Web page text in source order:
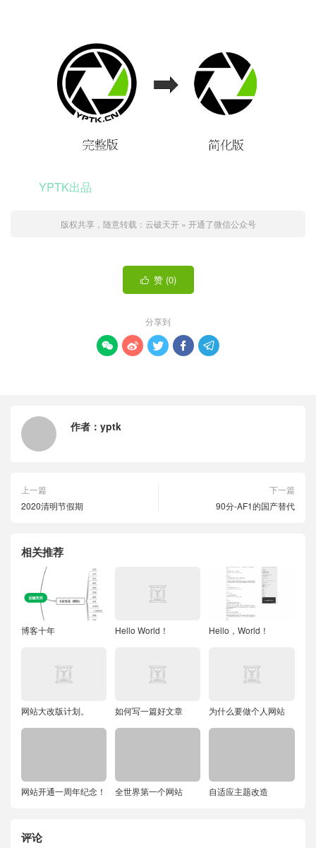
YPTK出品
版权共享，随意转载： 云破天开» 开通了微信公众号
 赞 (0)
分享到
    
作者： yptk
上一篇
2020清明节假期
下一篇
90分-AF1的国产替代
相关推荐
博客十年 Hello World！ Hello，World！
网站大改版计划。 如何写一篇好文章 为什么要做个人网站
网站开通一周年纪念！ 全世界第一个网站 自适应主题改造
评论